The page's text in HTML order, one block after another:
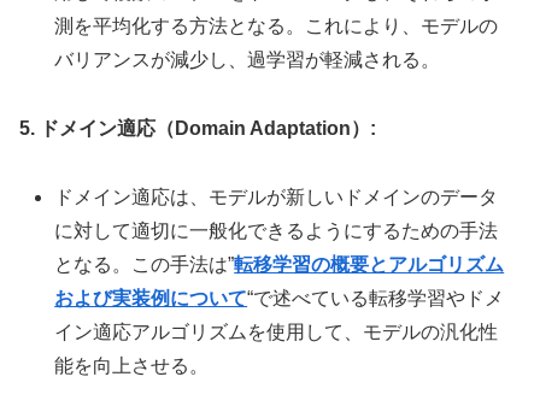
測を平均化する方法となる。これにより、モデルの
バリアンスが減少し、過学習が軽減される。
5. ドメイン適応（Domain Adaptation）:
ドメイン適応は、モデルが新しいドメインのデータ
に対して適切に一般化できるようにするための手法
となる。この手法は”転移学習の概要とアルゴリズム
および実装例について“で述べている転移学習やドメ
イン適応アルゴリズムを使用して、モデルの汎化性
能を向上させる。